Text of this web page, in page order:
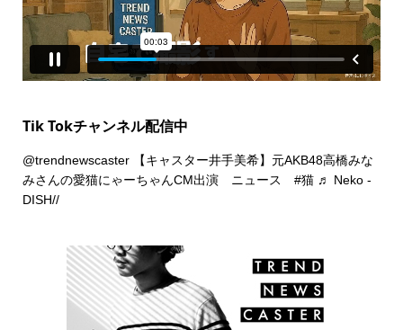
Tik Tokチャンネル配信中
@trendnewscaster【キャスター井手美希】元AKB48高橋みな
みさんの愛猫にゃーちゃんCM出演 ニュース #猫 ♬ Neko -
DISH//